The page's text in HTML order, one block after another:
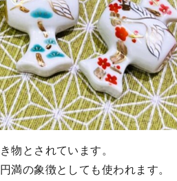
物とされています。
満の象徴としても使われます。